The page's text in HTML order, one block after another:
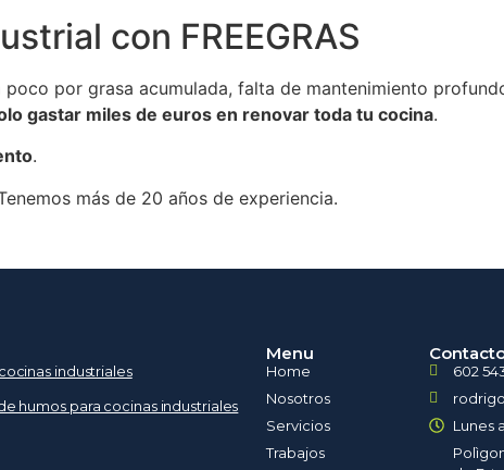
con FREEGRAS
por grasa acumulada, falta de mantenimiento
gastar miles de euros en renovar toda tu cocina.
.
más de 20 años de experiencia.
industriales
humos para cocinas industriales
Menu
Home
Nosotros
Servicios
Trabajos
602
Lunes